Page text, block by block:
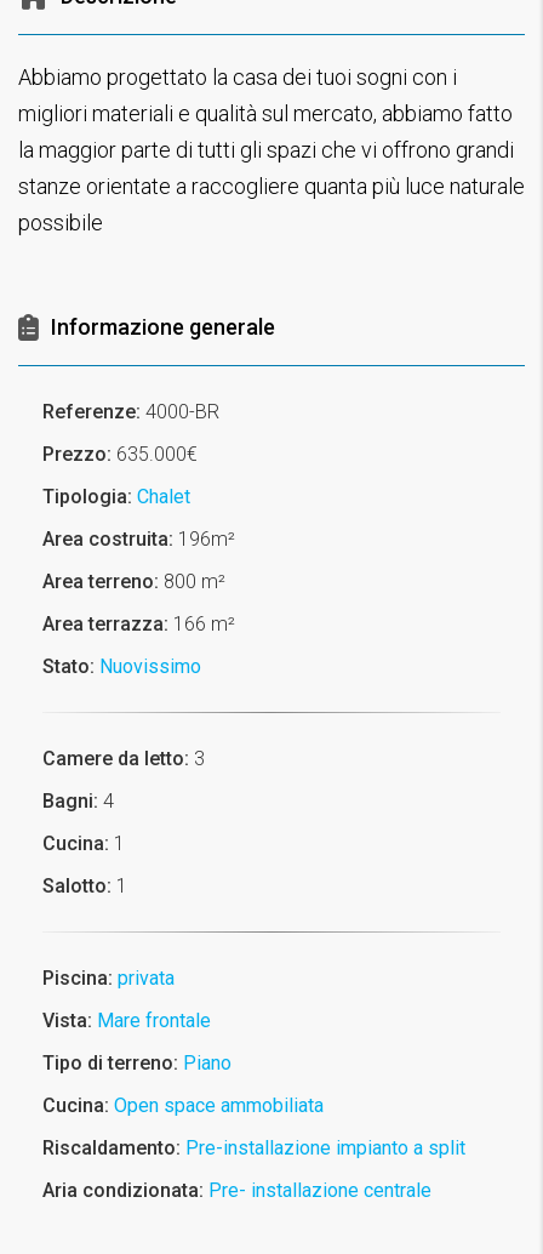
Abbiamo progettato la casa dei tuoi sogni con i
migliori materiali e qualità sul mercato, abbiamo fatto
la maggior parte di tutti gli spazi che vi offrono grandi
stanze orientate a raccogliere quanta più luce naturale
possibile
Informazione generale
Referenze: 4000-BR
Prezzo: 635.000€
Tipologia: Chalet
Area costruita: 196m²
Area terreno: 800 m²
Area terrazza: 166 m²
Stato: Nuovissimo
Camere da letto: 3
Bagni: 4
Cucina: 1
Salotto: 1
Piscina: privata
Vista: Mare frontale
Tipo di terreno: Piano
Cucina: Open space ammobiliata
Riscaldamento: Pre-installazione impianto a split
Aria condizionata: Pre- installazione centrale